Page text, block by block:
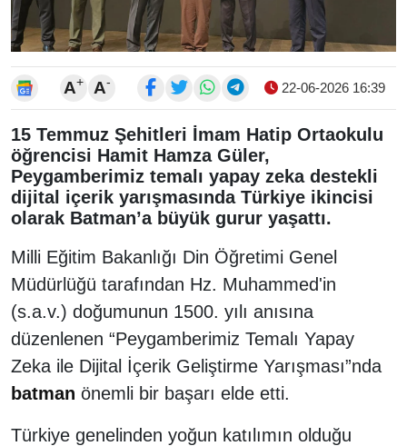
A+ A- 22-06-2026 16:39
15 Temmuz Şehitleri İmam Hatip Ortaokulu
öğrencisi Hamit Hamza Güler,
Peygamberimiz temalı yapay zeka destekli
dijital içerik yarışmasında Türkiye ikincisi
olarak Batman’a büyük gurur yaşattı.
Milli Eğitim Bakanlığı Din Öğretimi Genel
Müdürlüğü tarafından Hz. Muhammed'in
(s.a.v.) doğumunun 1500. yılı anısına
düzenlenen “Peygamberimiz Temalı Yapay
Zeka ile Dijital İçerik Geliştirme Yarışması”nda
batman önemli bir başarı elde etti.
Türkiye genelinden yoğun katılımın olduğu